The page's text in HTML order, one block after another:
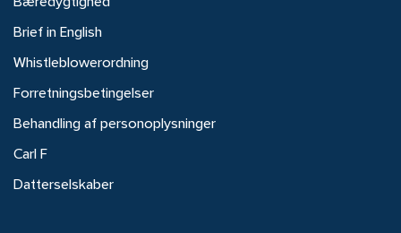
Bæredygtighed
Brief in English
Whistleblowerordning
Forretningsbetingelser
Behandling af personoplysninger
Carl F
Datterselskaber